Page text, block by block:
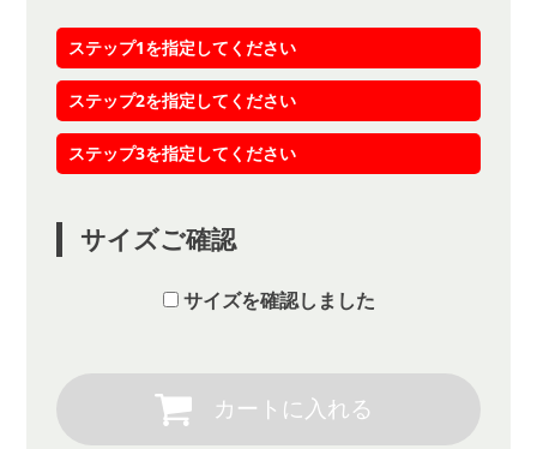
ステップ1を指定してください
ステップ2を指定してください
ステップ3を指定してください
サイズご確認
サイズを確認しました